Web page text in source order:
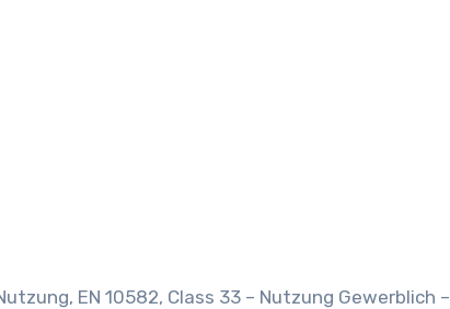
EN 10582, Class 33 – Nutzung Gewerblich –